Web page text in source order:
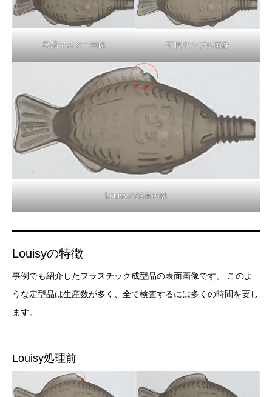
良品マスター画像 不良サンプル画像
Louisyの結果画像
Louisyの特徴
事例でも紹介したプラスチック成型品の表面画像です。 このよ
うな定型品は生産数が多く、全て検査するには多くの時間を要し
ます。
Louisy処理前